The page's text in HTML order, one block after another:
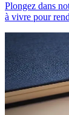
Plongez dans
à vivre pour